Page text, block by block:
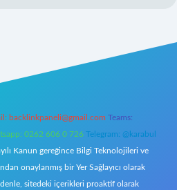
backlinkpaneli@gmail.com Teams:
0262 606 0 726 Telegram: @karabul
Kanun gereğince Bilgi Teknolojileri ve
onaylanmış bir Yer Sağlayıcı olarak
sitedeki içerikleri proaktif olarak